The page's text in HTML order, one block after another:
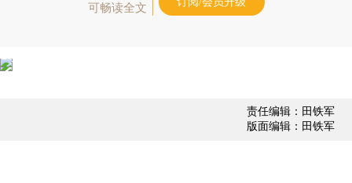
可畅读全文
责任编辑：田铁军
版面编辑：田铁军